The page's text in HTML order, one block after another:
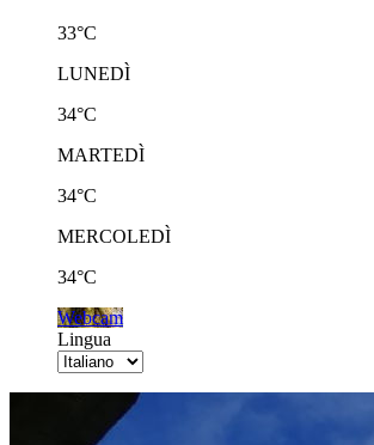
33°C
LUNEDÌ
34°C
MARTEDÌ
34°C
MERCOLEDÌ
34°C
Webcam
Lingua